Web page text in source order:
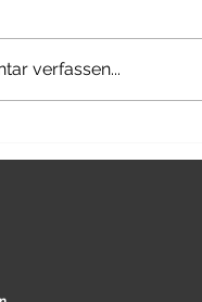
eines Sprint-
verfassen...